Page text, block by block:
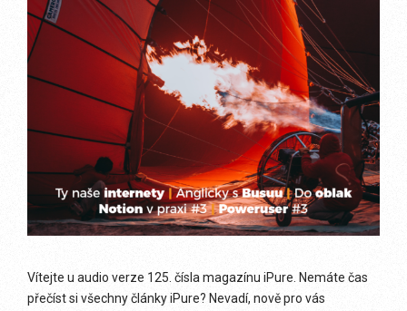
Vítejte u audio verze 125. čísla magazínu iPure. Nemáte čas
přečíst si všechny články iPure? Nevadí, nově pro vás